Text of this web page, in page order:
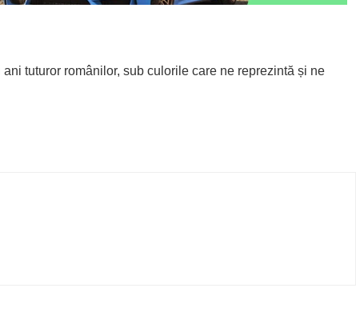
tuturor românilor, sub culorile care ne reprezintă și ne